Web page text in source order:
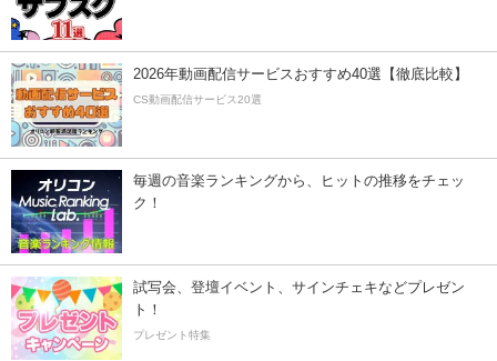
2026年動画配信サービスおすすめ40選【徹底比較】
CS動画配信サービス20選
毎週の音楽ランキングから、ヒットの推移をチェッ
ク！
試写会、登壇イベント、サインチェキなどプレゼン
ト！
プレゼント特集